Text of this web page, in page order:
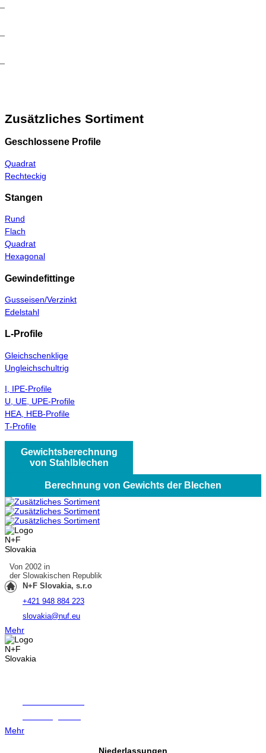
Zusätzliches Sortiment
Geschlossene Profile
Quadrat
Rechteckig
Stangen
Rund
Flach
Quadrat
Hexagonal
Gewindefittinge
Gusseisen/Verzinkt
Edelstahl
L-Profile
Gleichschenklige
Ungleichschultrig
I, IPE-Profile
U, UE, UPE-Profile
HEA, HEB-Profile
T-Profile
Gewichtsberechnung
von Stahlblechen
Berechnung von Gewichts der Blechen
Von 2002 in
der Slowakischen Republik
N+F Slovakia, s.r.o
+421 948 884 223
slovakia@nuf.eu
Mehr
Mehr
Niederlassungen